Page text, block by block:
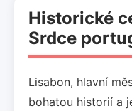
Historické
Srdce
Lisabon, hlavní
bohatou historií a